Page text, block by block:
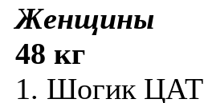
Женщины
48 кг
1. Шогик